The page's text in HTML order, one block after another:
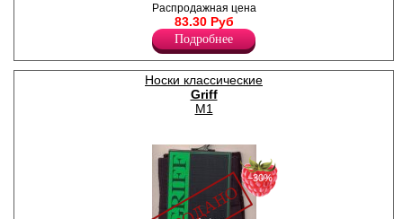
Носки мужские с крапивой,
резинка "пресс-контроль",
усиленные пятка и мысок.
Полиамид 20%
Хлопок 20%
Крапива 60%
Распродажная цена
83.30 Руб
Подробнее
Носки классические
Griff
M1
−30%